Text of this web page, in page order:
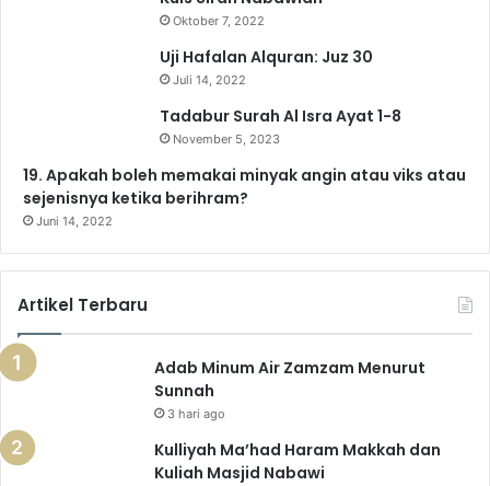
e
r
a
a
m
Oktober 7, 2022
Uji Hafalan Alquran: Juz 30
Juli 14, 2022
Tadabur Surah Al Isra Ayat 1-8
November 5, 2023
19. Apakah boleh memakai minyak angin atau viks atau
sejenisnya ketika berihram?
Juni 14, 2022
Artikel Terbaru
Adab Minum Air Zamzam Menurut
Sunnah
3 hari ago
Kulliyah Ma’had Haram Makkah dan
Kuliah Masjid Nabawi